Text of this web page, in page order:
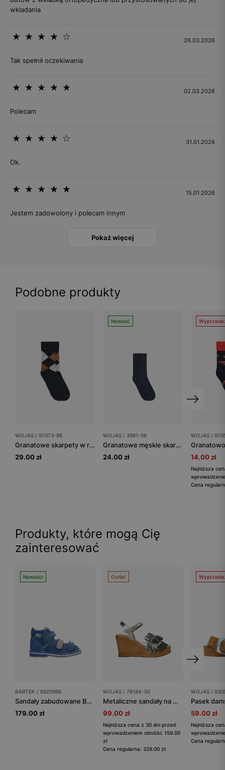
wkladania
26.03.2026
Tak spełnił oczekiwania
02.03.2026
Polecam
31.01.2026
Ok.
15.01.2026
Jestem zadowolony i polecam innym
Pokaż więcej
Podobne produkty
WOJAS / 97073-86
Granatowe skarpety w romby
29.00 zł
Nowość
WOJAS / 3981-56
Granatowe męskie skarpety z włókna bambusowego
24.00 zł
WOJAS /
14.00 zł
Najniższa
Cena
Produkty, które mogą Cię
zainteresować
Nowości
BARTEK / 8920066
Sandały zabudowane BARTEK, 89200-66, dla chłopców niebiesko-popielate
179.00 zł
Outlet
WOJAS / 76184-50
Metaliczne sandały na wysokiej koturnie z ozdobą na pasku
99.00 zł
Najniższa cena z 30 dni przed
wprowadzeniem obniżki: 159.00
zł
Cena regularna: 329.00 zł
WOJAS /
59.00 zł
Najniższa
Cena